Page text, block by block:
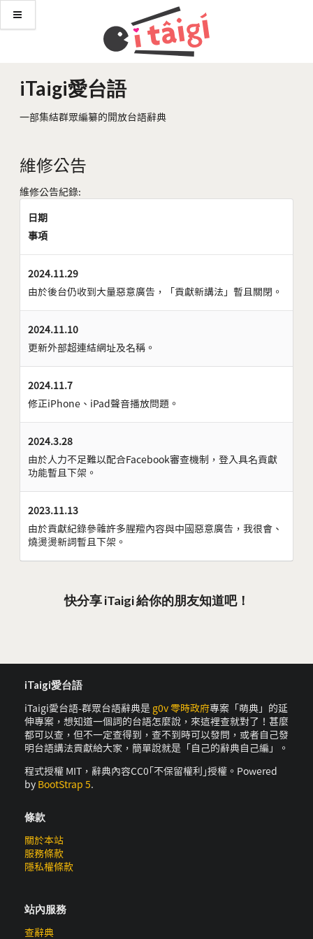
iTaigi愛台語
一部集結群眾編纂的開放台語辭典
維修公告
維修公告紀錄:
日期
事項
2024.11.29
由於後台仍收到大量惡意廣告，「貢獻新講法」暫且關閉。
2024.11.10
更新外部超連結網址及名稱。
2024.11.7
修正iPhone、iPad聲音播放問題。
2024.3.28
由於人力不足難以配合Facebook審查機制，登入具名貢獻
功能暫且下架。
2023.11.13
由於貢獻紀錄參雜許多腥羶內容與中國惡意廣告，我很會、
燒燙燙新詞暫且下架。
快分享 iTaigi 給你的朋友知道吧！
iTaigi愛台語
iTaigi愛台語-群眾台語辭典是 g0v 零時政府專案「萌典」的延
伸專案，想知道一個詞的台語怎麼說，來這裡查就對了！甚麼
都可以查，但不一定查得到，查不到時可以發問，或者自己發
明台語講法貢獻給大家，簡單說就是「自己的辭典自己編」。
程式授權 MIT，辭典內容CC0｢不保留權利｣授權。Powered
by BootStrap 5.
條款
關於本站
服務條款
隱私權條款
站內服務
查辭典